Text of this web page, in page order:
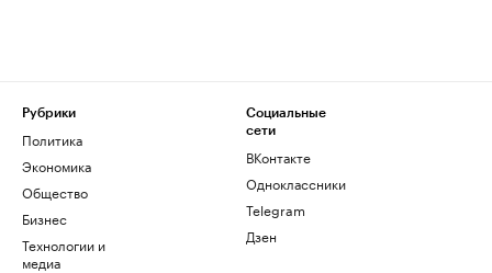
Рубрики
Политика
Экономика
Общество
Бизнес
Технологии и
медиа
Социальные
сети
ВКонтакте
Одноклассники
Telegram
Дзен